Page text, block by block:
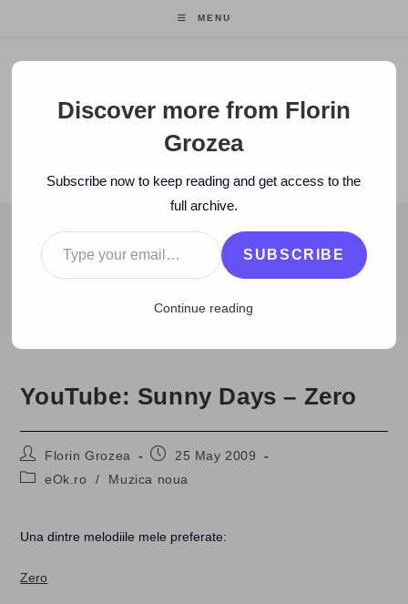
MENU
Florin Grozea
ENTREPRENEUR. FOUNDER/CEO MOCAPP.
BLOG
2009 > May > 25 > eOk.ro YouTube: Sunny Days – Zero
YouTube: Sunny Days – Zero
Post
author:
Florin Grozea
Post25 May 2009
PosteOk.ro / Muzica noua
Una dintre melodiile mele preferate:
Zero
Discover more from Florin
Grozea
Subscribe now to keep reading and get access to the
full archive.
Type your email…
SUBSCRIBE
Continue reading